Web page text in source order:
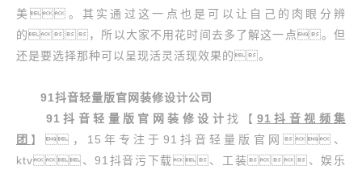
美。其实通过这一点也是可以让自己的肉眼分辨
的，所以大家不用花时间去多了解这一点。但
还是要选择那种可以呈现活灵活现效果的。
91抖音轻量版官网装修设计公司
91抖音轻量版官网装修设计找【 91抖音视频集
团 】，15年专注于91抖音轻量版官网、
ktv、91抖音污下载、工装、娱乐